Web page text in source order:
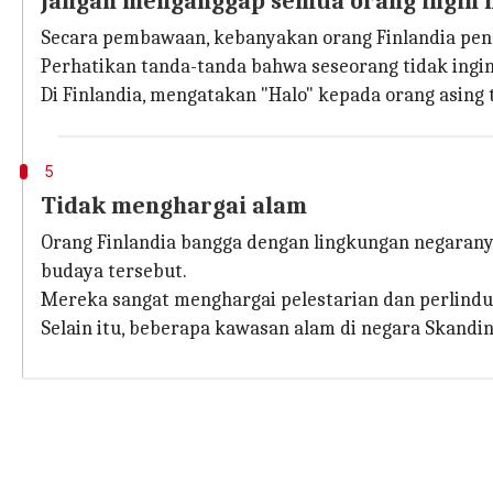
Secara pembawaan, kebanyakan orang Finlandia
Perhatikan tanda-tanda bahwa seseorang tidak
Di Finlandia, mengatakan "Halo" kepada orang
5
Tidak menghargai alam
Orang Finlandia bangga dengan lingkungan
budaya tersebut.
Mereka sangat menghargai pelestarian dan
Selain itu, beberapa kawasan alam di negara